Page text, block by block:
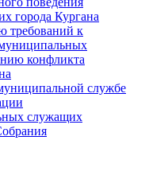
города Кургана
требований к
конфликта
службе
служащих